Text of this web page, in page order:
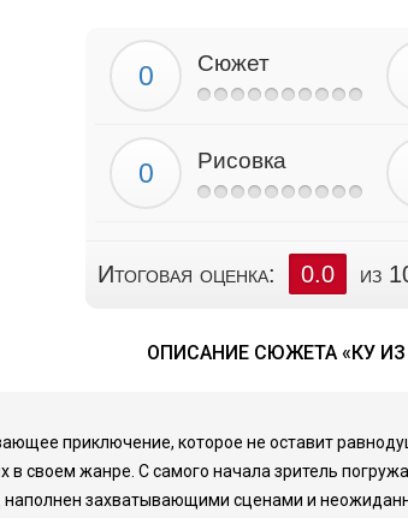
Сюжет
Рисовка
Итоговая оценка: 0.0 из
ОПИСАНИЕ СЮЖЕТА «КУ
приключение, которое не оставит
своем жанре. С самого начала зритель
захватывающими сценами и